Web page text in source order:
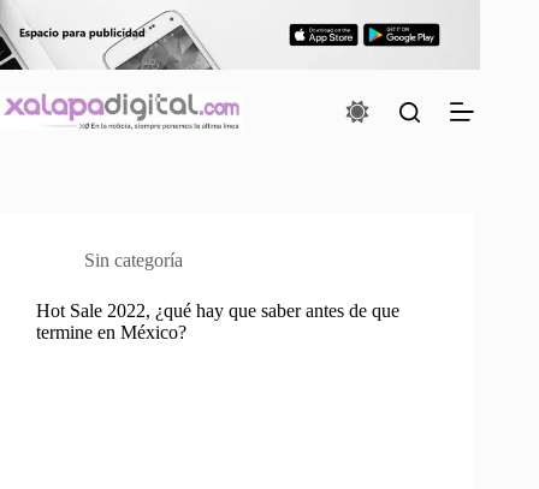
al
contenido
Sin categoría
Hot Sale 2022, ¿qué hay que saber antes de que
termine en México?